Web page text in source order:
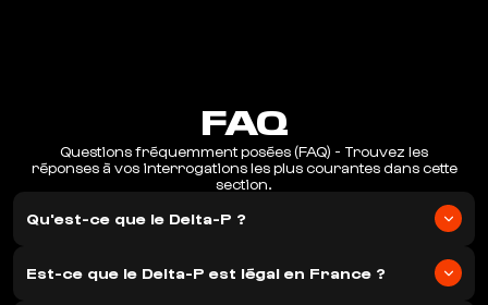
FAQ
Questions fréquemment posées (FAQ) - Trouvez les
réponses à vos interrogations les plus courantes dans cette
section.
Qu'est-ce que le Delta-P ?
similaires au THC traditionnel mais avec une structure
moléculaire différente. Il est parfaitement légal en France et
Est-ce que le Delta-P est légal en France ?